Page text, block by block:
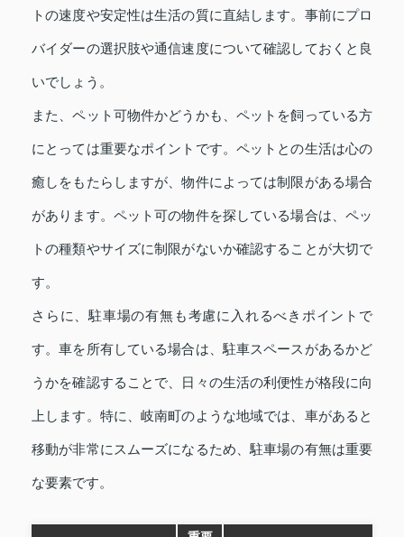
トの速度や安定性は生活の質に直結します。事前にプロ
バイダーの選択肢や通信速度について確認しておくと良
いでしょう。
また、ペット可物件かどうかも、ペットを飼っている方
にとっては重要なポイントです。ペットとの生活は心の
癒しをもたらしますが、物件によっては制限がある場合
があります。ペット可の物件を探している場合は、ペッ
トの種類やサイズに制限がないか確認することが大切で
す。
さらに、駐車場の有無も考慮に入れるべきポイントで
す。車を所有している場合は、駐車スペースがあるかど
うかを確認することで、日々の生活の利便性が格段に向
上します。特に、岐南町のような地域では、車があると
移動が非常にスムーズになるため、駐車場の有無は重要
な要素です。